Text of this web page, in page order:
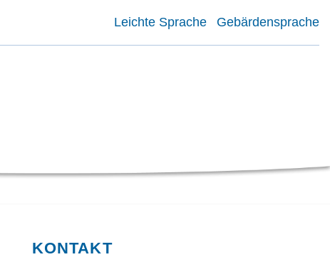
Leichte Sprache Gebärdensprache
KONTAKT